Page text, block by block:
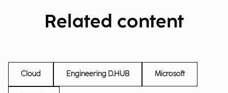
Related content
Cloud Engineering D.HUB Microsoft